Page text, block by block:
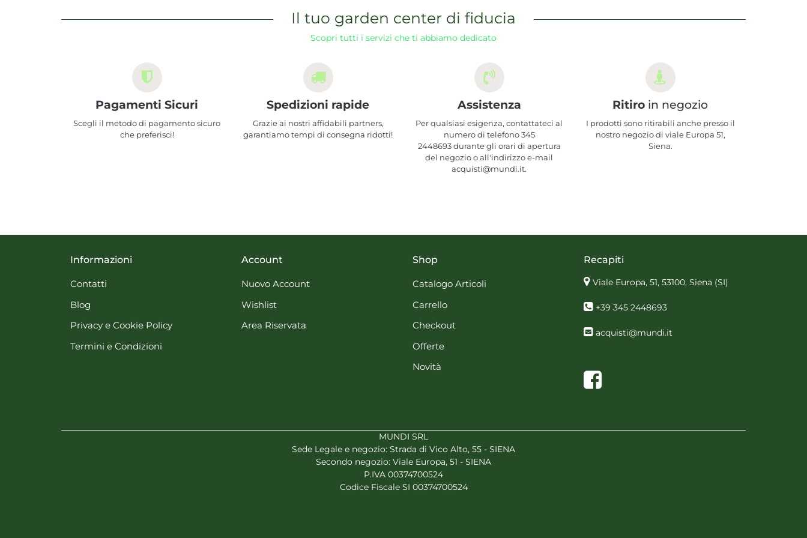
Il tuo garden center di fiducia
Scopri tutti i servizi che ti abbiamo dedicato
Pagamenti Sicuri
Scegli il metodo di pagamento sicuro
che preferisci!
Spedizioni rapide
Grazie ai nostri affidabili partners,
garantiamo tempi di consegna ridotti!
Assistenza
Per qualsiasi esigenza, contattateci al
numero di telefono 345
2448693 durante gli orari di apertura
del negozio o all'indirizzo e-mail
acquisti@mundi.it.
Ritiro in negozio
I prodotti sono ritirabili anche presso il
nostro negozio di viale Europa 51,
Siena.
Informazioni
Contatti
Blog
Privacy e Cookie Policy
Termini e Condizioni
Account
Nuovo Account
Wishlist
Area Riservata
Shop
Catalogo Articoli
Carrello
Checkout
Offerte
Novità
Recapiti
Viale Europa, 51, 53100, Siena (SI)
+39 345 2448693
acquisti@mundi.it
Facebook
MUNDI SRL
Sede Legale e negozio: Strada di Vico Alto, 55 - SIENA
Secondo negozio: Viale Europa, 51 - SIENA
P.IVA 00374700524
Codice Fiscale SI 00374700524